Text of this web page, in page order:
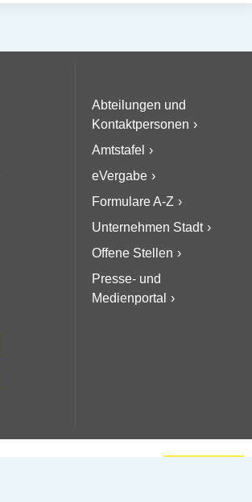
Abteilungen und
Kontaktpersonen
Amtstafel
eVergabe
Formulare A-Z
Unternehmen Stadt
Offene Stellen
Presse- und
Medienportal